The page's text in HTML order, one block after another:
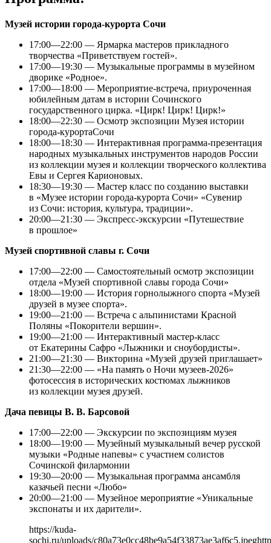
Музей истории города-курорта Сочи
17:00—22:00 — Ярмарка мастеров прикладного
творчества «Приветствуем гостей».
17:00—19:30 — Музыкальные программы в музейном
дворике «Родное».
17:00—18:00 — Мероприятие-встреча, приуроченная
юбилейным датам в истории Сочинского
государственного цирка. «Цирк! Цирк! Цирк!»
18:00—22:30 — Осмотр экспозиции Музея истории
города-курортаСочи
18:00—18:30 — Интерактивная программа-презентация
народных музыкальных инструментов народов России
из коллекции музея и коллекции творческого коллектива
Евы и Сергея Карионовых.
18:30—19:30 — Мастер класс по созданию выставки
в «Музее истории города-курорта Сочи» «Сувенир
из Сочи: история, культура, традиции».
20:00—21:30 — Экспресс-экскурсии «Путешествие
в прошлое»
Музей спортивной славы г. Сочи
17:00—22:00 — Самостоятельный осмотр экспозиции
отдела «Музей спортивной славы города Сочи»
18:00—19:00 — История горнолыжного спорта «Музей
друзей в музее спорта».
19:00—21:00 — Встреча с альпинистами Красной
Поляны «Покорители вершин».
19:00—21:00 — Интерактивный мастер-класс
от Екатерины Сафро «Лыжники и сноубордисты».
21:00—21:30 — Викторина «Музей друзей приглашает»
21:30—22:00 — «На память о Ночи музеев-2026»
фотосессия в исторических костюмах лыжников
из коллекции музея друзей.
Дача певицы В. В. Барсовой
17:00—22:00 — Экскурсии по экспозициям музея
18:00—19:00 — Музейный музыкальный вечер русской
музыки «Родные напевы» с участием солистов
Сочинской филармонии
19:30—20:00 — Музыкальная программа ансамбля
казачьей песни «Любо»
20:00—21:00 — Музейное мероприятие «Уникальные
экспонаты и их дарители».
https://kuda-
sochi.ru/uploads/c80a73e0cc48be9a54f33873ae3af6c5.jpeg